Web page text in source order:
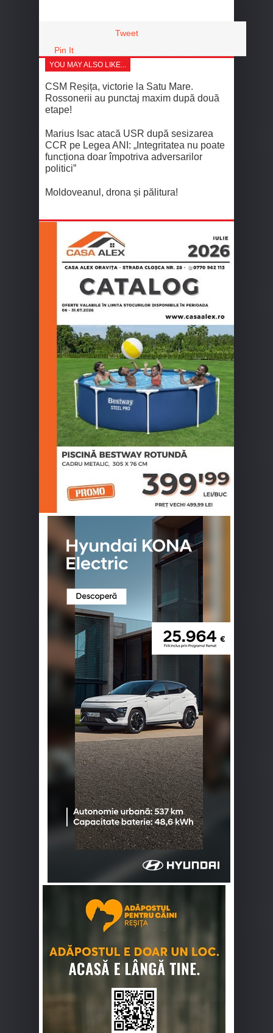
Tweet
Pin It
YOU MAY ALSO LIKE...
CSM Reșița, victorie la Satu Mare.
Rossonerii au punctaj maxim după două
etape!
Marius Isac atacă USR după sesizarea
CCR pe Legea ANI: „Integritatea nu poate
funcționa doar împotriva adversarilor
politici”
Moldoveanul, drona și pălitura!